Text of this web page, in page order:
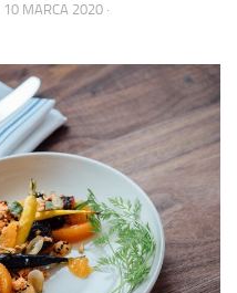
10 MARCA 2020 ·